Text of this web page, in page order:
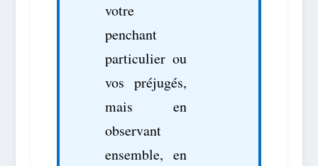
votre
penchant
particulier ou
vos préjugés,
mais en
observant
ensemble, en